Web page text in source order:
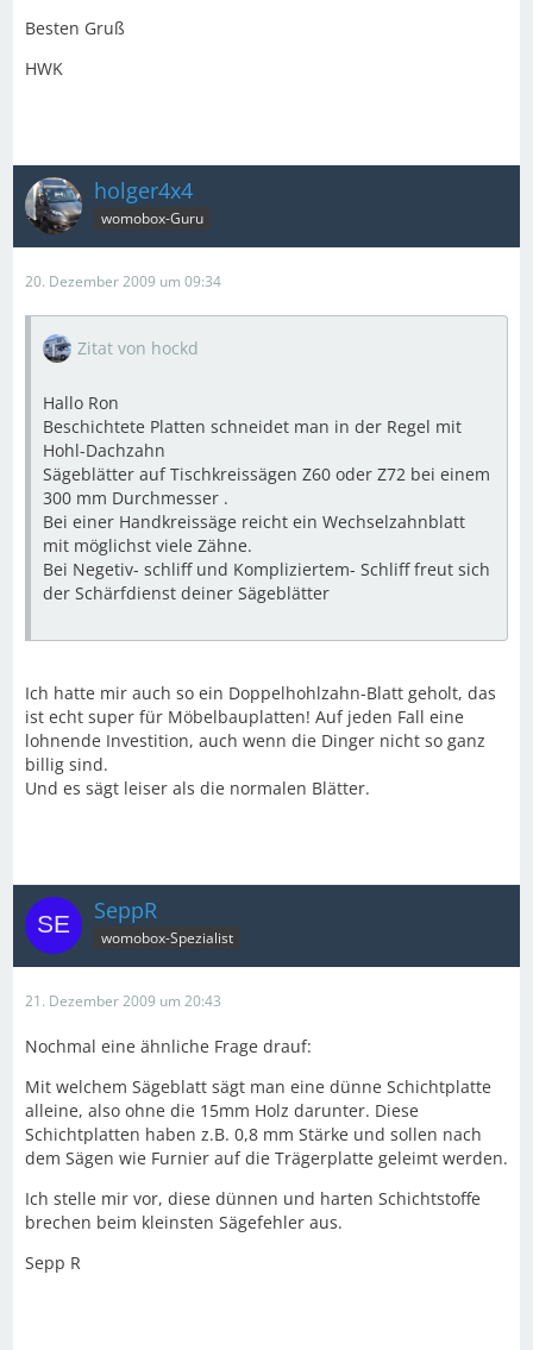
Besten Gruß
HWK
holger4x4
womobox-Guru
20. Dezember 2009 um 09:34
Zitat von hockd
Hallo Ron
Beschichtete Platten schneidet man in der Regel mit
Hohl-Dachzahn
Sägeblätter auf Tischkreissägen Z60 oder Z72 bei einem
300 mm Durchmesser .
Bei einer Handkreissäge reicht ein Wechselzahnblatt
mit möglichst viele Zähne.
Bei Negetiv- schliff und Kompliziertem- Schliff freut sich
der Schärfdienst deiner Sägeblätter
Ich hatte mir auch so ein Doppelhohlzahn-Blatt geholt, das
ist echt super für Möbelbauplatten! Auf jeden Fall eine
lohnende Investition, auch wenn die Dinger nicht so ganz
billig sind.
Und es sägt leiser als die normalen Blätter.
SeppR
womobox-Spezialist
21. Dezember 2009 um 20:43
Nochmal eine ähnliche Frage drauf:
Mit welchem Sägeblatt sägt man eine dünne Schichtplatte
alleine, also ohne die 15mm Holz darunter. Diese
Schichtplatten haben z.B. 0,8 mm Stärke und sollen nach
dem Sägen wie Furnier auf die Trägerplatte geleimt werden.
Ich stelle mir vor, diese dünnen und harten Schichtstoffe
brechen beim kleinsten Sägefehler aus.
Sepp R